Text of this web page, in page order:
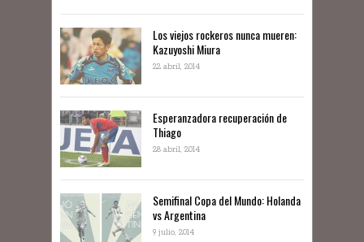
Los viejos rockeros nunca mueren:
Kazuyoshi Miura
22 abril, 2014
Esperanzadora recuperación de
Thiago
28 abril, 2014
Semifinal Copa del Mundo: Holanda
vs Argentina
9 julio, 2014